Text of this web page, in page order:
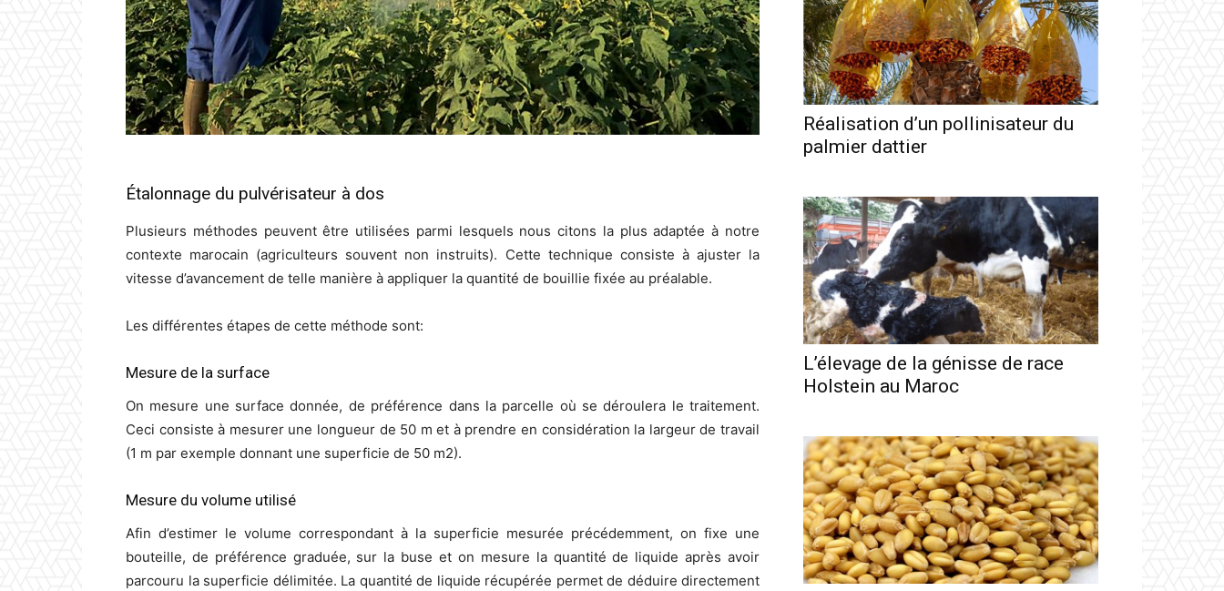
Étalonnage du pulvérisateur à dos
Plusieurs méthodes peuvent être utilisées parmi lesquels nous citons la plus adaptée à notre
contexte marocain (agriculteurs souvent non instruits). Cette technique consiste à ajuster la
vitesse d’avancement de telle manière à appliquer la quantité de bouillie fixée au préalable.
Les différentes étapes de cette méthode sont:
Mesure de la surface
On mesure une surface donnée, de préférence dans la parcelle où se déroulera le traitement.
Ceci consiste à mesurer une longueur de 50 m et à prendre en considération la largeur de travail
(1 m par exemple donnant une superficie de 50 m2).
Mesure du volume utilisé
Afin d’estimer le volume correspondant à la superficie mesurée précédemment, on fixe une
bouteille, de préférence graduée, sur la buse et on mesure la quantité de liquide après avoir
parcouru la superficie délimitée. La quantité de liquide récupérée permet de déduire directement
Réalisation d’un pollinisateur du
palmier dattier
L’élevage de la génisse de race
Holstein au Maroc